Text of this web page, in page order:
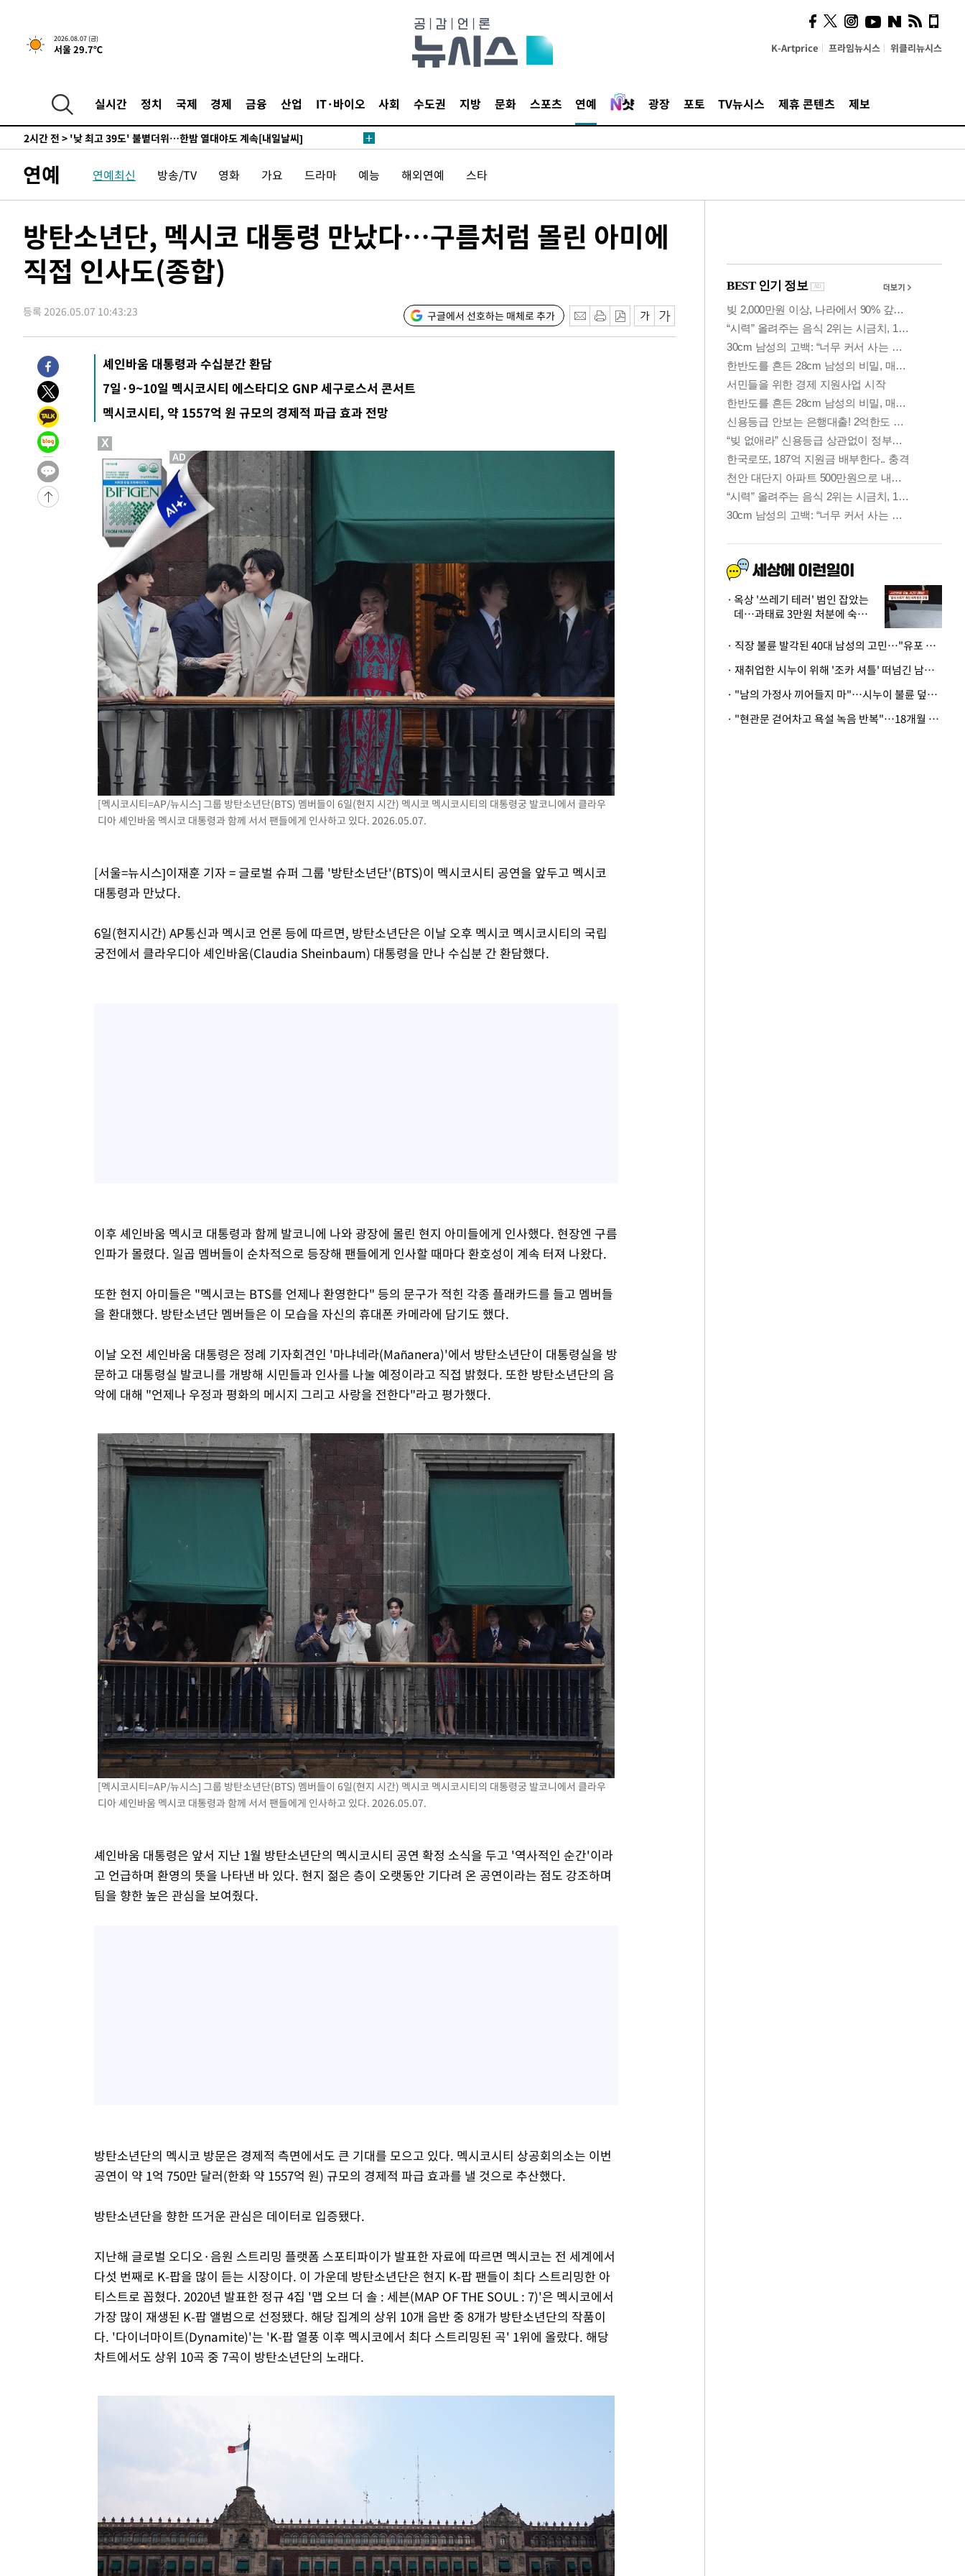
2026.08.07 (금)
서울 29.7℃ K-Artprice 프라임뉴시스 위클리뉴시스
실시간 정치 국제 경제 금융 산업 IT·바이오 사회 수도권 지방 문화 스포츠 연예 광장 포토 TV뉴시스 제휴 콘텐츠 제보
1시간 전 >[속보]합참 "北 발사체는 단거리탄도미사일…감시·경계태세 강화"
1시간 전 >日방위성, 北이 동해로 쏜 발사체는 탄도미사일 가능성
2시간 전 >[속보]합참 "북, 동해상으로 미상 발사체 발사"
'낮 최고 39도' 불볕더위…한밤 열대야도 계속[내일날씨]
2시간 전 > [속보]7~9일 프로야구 3연전도 폭염 취소…11일 재개
2시간 전 >
'월드컵 탈락 후폭풍' 축구협회…초유의 압수수색에 '충격·당황'
2시간 전 >서울 낮 37.9도, 올여름 최고치 경신…영등포 순간 '40도'
4시간 전 > [속보]코스닥, 800p 회복…0.26% 오른 801.67 마감
4시간 전 >[속보]코스피, 301.88포인트(4.58%) 내린 6296.38 마감
4시간 전 > [속보]원·달러 환율, 0.7원 내린 1423.8원 마감
5시간 전 >손흥민, 5경기 연속골 실패…LAFC는 승부차기 끝 과달라하라 격파
7시간 전 >내일까지 39도 '펄펄'…기상청 "태풍 지나며 폭염 잠시 꺾인다"
-10683초 전 >
'월드컵 탈락 후폭풍' 축구협회…11시간 걸린 초유의 압수수색(종
-10119초 전 >
[속보] 뉴욕증시, 혼조 출발…나스닥 0.3%↓, 다우 0.14%↑
-8912초 전 >
-7597초 전 >
경찰, '홍명보는 2순위' 결론냈던 스포츠윤리센터도 압수수색
1시간 전 >
[속보]합참 "北 발사체는 단거리탄도미사일…감시·경계태세 강화"
1시간 전 >
日방위성, 北이 동해로 쏜 발사체는 탄도미사일 가능성
2시간 전 >
[속보] SKT, 에이닷 서비스 장애 발생…"원인 파악 중"
2시간 전 >
[속보]합참 "북, 동해상으로 미상 발사체 발사"
'낮 최고 39도' 불볕더위…한밤 열대야도 계속[내일날씨]
[속보]7~9일 프로야구 3연전도 폭염 취소…11일 재개
"韓 외환시장 개입 관측 배경엔 美의 대한국 무역적자 있어"
'월드컵 탈락 후폭풍' 축구협회…초유의 압수수색에 '충격·당황'
서울 낮 37.9도, 올여름 최고치 경신…영등포 순간 '40도'
[속보]종합특검, 대검 추가 압수수색…내란 중요임무종사 혐의
[속보]코스닥, 800p 회복…0.26% 오른 801.67 마감
[속보]코스피, 301.88포인트(4.58%) 내린 6296.38 마감
[속보]원·달러 환율, 0.7원 내린 1423.8원 마감
"여기 떨어졌다"…다누리, 스페이스X 로켓 달 충돌 흔적 포착
손흥민, 5경기 연속골 실패…LAFC는 승부차기 끝 과달라하라 격파
내일까지 39도 '펄펄'…기상청 "태풍 지나며 폭염 잠시 꺾인다"
연예 연예최신 방송/TV 영화 가요 드라마 예능 해외연예 스타
방탄소년단, 멕시코 대통령 만났다…구름처럼 몰린 아미에
직접 인사도(종합)
등록 2026.05.07 10:43:23 구글에서 선호하는 매체로 추가
셰인바움 대통령과 수십분간 환담
7일·9~10일 멕시코시티 에스타디오 GNP 세구로스서 콘서트
멕시코시티, 약 1557억 원 규모의 경제적 파급 효과 전망
[멕시코시티=AP/뉴시스] 그룹 방탄소년단(BTS) 멤버들이 6일(현지 시간) 멕시코 멕시코시티의 대통령궁 발코니에서 클라우
디아 셰인바움 멕시코 대통령과 함께 서서 팬들에게 인사하고 있다. 2026.05.07.
[서울=뉴시스]이재훈 기자 = 글로벌 슈퍼 그룹 '방탄소년단'(BTS)이 멕시코시티 공연을 앞두고 멕시코
대통령과 만났다.
6일(현지시간) AP통신과 멕시코 언론 등에 따르면, 방탄소년단은 이날 오후 멕시코 멕시코시티의 국립
궁전에서 클라우디아 셰인바움(Claudia Sheinbaum) 대통령을 만나 수십분 간 환담했다.
이후 셰인바움 멕시코 대통령과 함께 발코니에 나와 광장에 몰린 현지 아미들에게 인사했다. 현장엔 구름
인파가 몰렸다. 일곱 멤버들이 순차적으로 등장해 팬들에게 인사할 때마다 환호성이 계속 터져 나왔다.
또한 현지 아미들은 "멕시코는 BTS를 언제나 환영한다" 등의 문구가 적힌 각종 플래카드를 들고 멤버들
을 환대했다. 방탄소년단 멤버들은 이 모습을 자신의 휴대폰 카메라에 담기도 했다.
이날 오전 셰인바움 대통령은 정례 기자회견인 '마냐네라(Mañanera)'에서 방탄소년단이 대통령실을 방
문하고 대통령실 발코니를 개방해 시민들과 인사를 나눌 예정이라고 직접 밝혔다. 또한 방탄소년단의 음
악에 대해 "언제나 우정과 평화의 메시지 그리고 사랑을 전한다"라고 평가했다.
[멕시코시티=AP/뉴시스] 그룹 방탄소년단(BTS) 멤버들이 6일(현지 시간) 멕시코 멕시코시티의 대통령궁 발코니에서 클라우
디아 셰인바움 멕시코 대통령과 함께 서서 팬들에게 인사하고 있다. 2026.05.07.
셰인바움 대통령은 앞서 지난 1월 방탄소년단의 멕시코시티 공연 확정 소식을 두고 '역사적인 순간'이라
고 언급하며 환영의 뜻을 나타낸 바 있다. 현지 젊은 층이 오랫동안 기다려 온 공연이라는 점도 강조하며
팀을 향한 높은 관심을 보여줬다.
방탄소년단의 멕시코 방문은 경제적 측면에서도 큰 기대를 모으고 있다. 멕시코시티 상공회의소는 이번
공연이 약 1억 750만 달러(한화 약 1557억 원) 규모의 경제적 파급 효과를 낼 것으로 추산했다.
방탄소년단을 향한 뜨거운 관심은 데이터로 입증됐다.
지난해 글로벌 오디오·음원 스트리밍 플랫폼 스포티파이가 발표한 자료에 따르면 멕시코는 전 세계에서
다섯 번째로 K-팝을 많이 듣는 시장이다. 이 가운데 방탄소년단은 현지 K-팝 팬들이 최다 스트리밍한 아
티스트로 꼽혔다. 2020년 발표한 정규 4집 '맵 오브 더 솔 : 세븐(MAP OF THE SOUL : 7)'은 멕시코에서
가장 많이 재생된 K-팝 앨범으로 선정됐다. 해당 집계의 상위 10개 음반 중 8개가 방탄소년단의 작품이
다. '다이너마이트(Dynamite)'는 'K-팝 열풍 이후 멕시코에서 최다 스트리밍된 곡' 1위에 올랐다. 해당
차트에서도 상위 10곡 중 7곡이 방탄소년단의 노래다.
의견, 국토부·LH에 충실히
전달할 것"
옥상 '쓰레기 테러' 범인 잡았는
데…과태료 3만원 처분에 숙박업
· 직장 불륜 발각된 40대 남성의 고민…"유포 동료 명예훼손·협박죄 고소 가능할까"
· 재취업한 시누이 위해 '조카 셔틀' 떠넘긴 남편…아내 "난 못한다"
· "남의 가정사 끼어들지 마"…시누이 불륜 덮으려는 남편에 억울한 아내
· "현관문 걷어차고 욕설 녹음 반복"…18개월 아기 키우는 집 뒤흔든 '앞집의 비극'
X